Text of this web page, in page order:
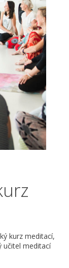
kurz meditací,
učitel meditací